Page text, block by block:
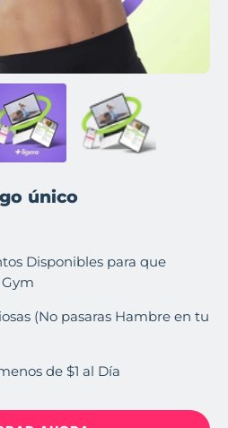
único
Disponibles para que
(No pasaras Hambre en tu
de $1 al Día